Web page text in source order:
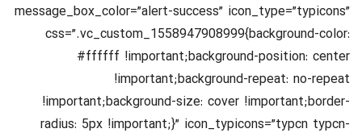
message_box_color=”alert-success” icon_type=”typicons”
css=”.vc_custom_1558947908999{background-color:
#ffffff !important;background-position: center
!important;background-repeat: no-repeat
!important;background-size: cover !important;border-
radius: 5px !important;}” icon_typicons=”typcn typcn-